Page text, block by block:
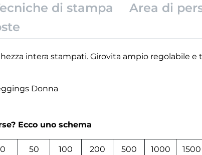
di stampa
Area di
intera stampati. Girovita ampio regolabile
Donna
Ecco uno schema
50 100 200 500 1000 1500